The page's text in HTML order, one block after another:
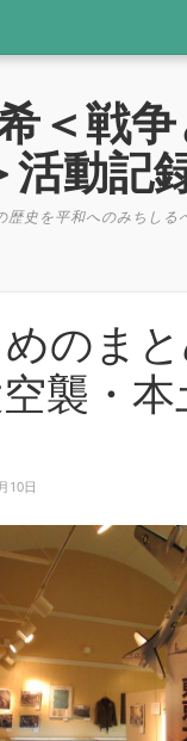
＜戦
活動記
歴史を平和へのみちしる
めのまと
襲・本
10日